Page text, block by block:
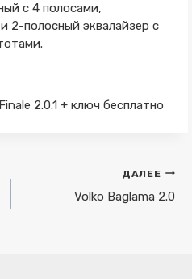
с 4 полосами,
2-полосный эквалайзер с
2.0.1 + ключ бесплатно
ДАЛЕЕ
Volko Baglama 2.0